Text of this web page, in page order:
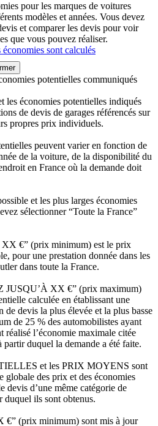
pour les marques de voitures
modèles et années. Vous devez
et comparer les devis pour voir
que vous pouvez réaliser.
sont calculés
potentielles communiqués
les économies potentielles indiqués
de devis de garages référencés sur
propres prix individuels.
peuvent varier en fonction de
de la voiture, de la disponibilité du
en France où la demande doit
et les plus larges économies
sélectionner “Toute la France”
€” (prix minimum) est le prix
pour une prestation donnée dans les
dans toute la France.
JUSQU’À XX €” (prix maximum)
calculée en établissant une
devis la plus élevée et la plus basse
de 25 % des automobilistes ayant
réalisé l’économie maximale citée
duquel la demande a été faite.
et les PRIX MOYENS sont
globale des prix et des économies
devis d’une même catégorie de
duquel ils sont obtenus.
(prix minimum) sont mis à jour